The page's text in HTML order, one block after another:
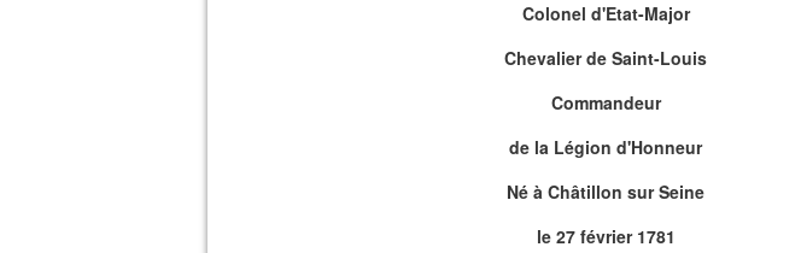
Colonel d'Etat-Major
Chevalier de Saint-Louis
Commandeur
de la Légion d'Honneur
Né à Châtillon sur Seine
le 27 février 1781